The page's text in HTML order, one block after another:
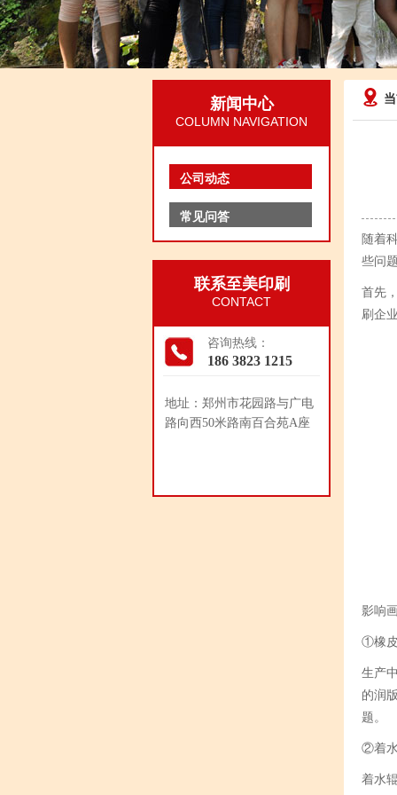
随着
些问
首先
刷企
影响
①橡
生产
的润
题。
②着
着水
新闻中心
COLUMN NAVIGATION
公司动态
常见问答
联系至美印刷
CONTACT
咨询热线：
186 3823 1215
地址： 郑州市花园路与广电
路向西50米路南百合苑A座